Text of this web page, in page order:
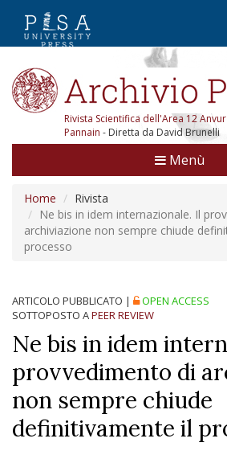
Rivista Scientifica dell'Area 12 Anvur
Pannain - Diretta da David Brunelli
Menù
Home
Rivista
Ne bis in idem internazionale. Il
archiviazione non sempre chiude
processo
ARTICOLO PUBBLICATO |
OPEN ACCESS
SOTTOPOSTO APEER REVIEW
Ne bis in idem
provvedimento di
non sempre chiude
definitivamente il